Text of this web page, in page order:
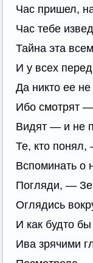
Час пришел,
Час тебе
Тайна эта
И у всех
Да никто ее не
Ибо смотрят
Видят — и не
Те, кто
Вспоминать о
Погляди, —
Оглядись
И как будто
Ива зрячими